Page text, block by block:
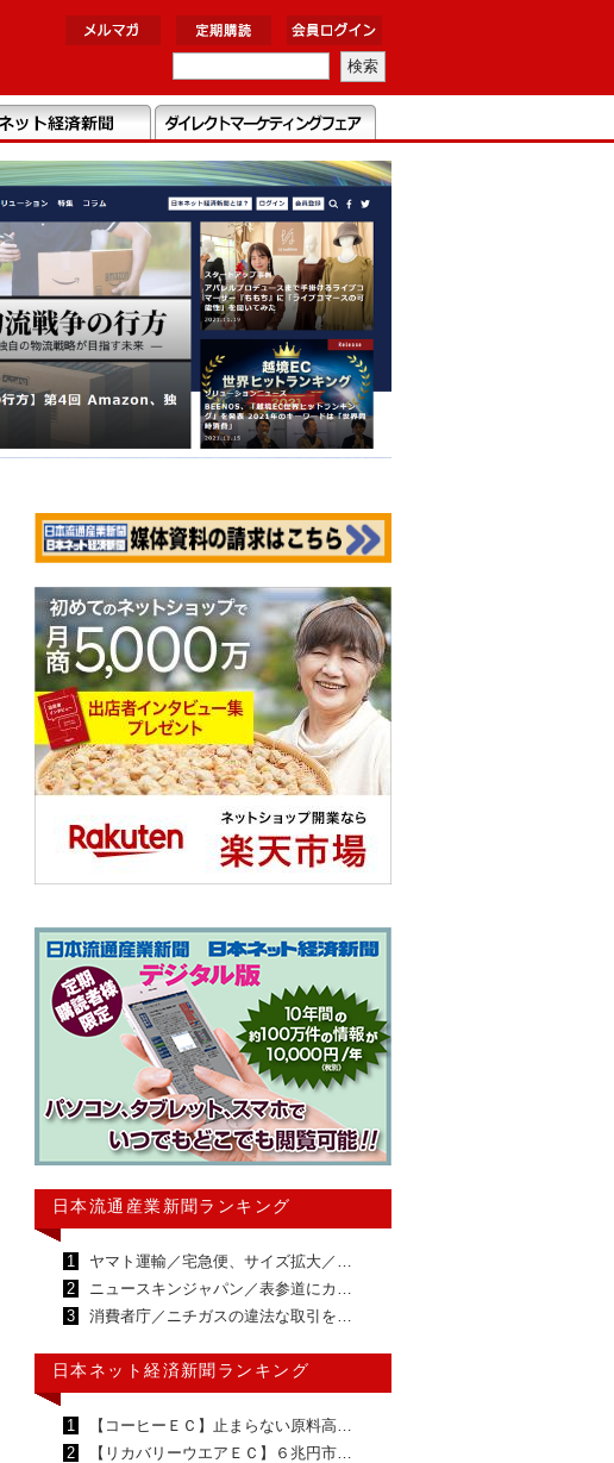
日本流通産業新聞ランキング
1
ヤマト運輸／宅急便、サイズ拡大／…
2
ニュースキンジャパン／表参道にカ…
3
消費者庁／ニチガスの違法な取引を…
日本ネット経済新聞ランキング
1
【コーヒーＥＣ】止まらない原料高…
2
【リカバリーウエアＥＣ】６兆円市…